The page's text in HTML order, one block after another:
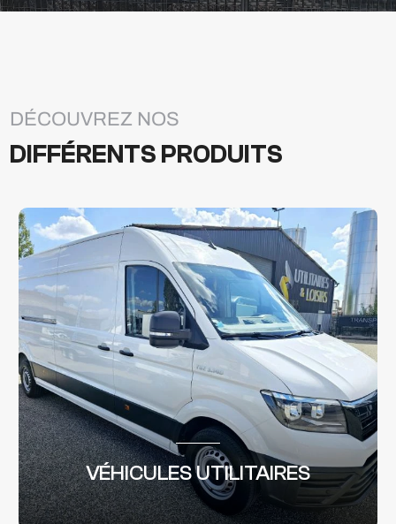
DÉCOUVREZ NOS
DIFFÉRENTS PRODUITS
VÉHICULES UTILITAIRES